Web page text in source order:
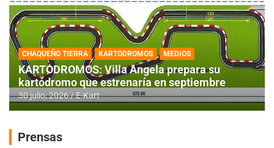
CHAQUEÑO TIERRA KARTODROMOS MEDIOS
KARTODROMOS: Villa Angela prepara su
kartódromo que estrenaría en septiembre
30 julio, 2026 E-Kart
Prensas